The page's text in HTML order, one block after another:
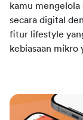
kamu mengelola
secara digital
fitur lifestyle
kebiasaan mikro